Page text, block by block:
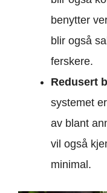
benytter
blir også
ferskere.
Redusert
systemet
av blant
vil også
minimal.